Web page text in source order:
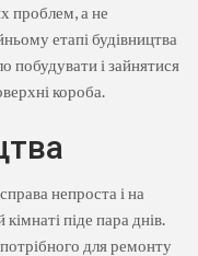
проблем, а не
етапі будівництва
побудувати і зайнятися
короба.
непроста і на
піде пара днів.
для ремонту